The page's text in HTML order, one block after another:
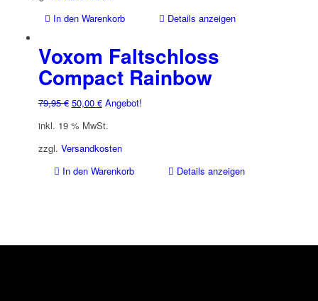
In den Warenkorb
Details anzeigen
Voxom Faltschloss
Compact Rainbow
79,95€ Ursprünglicher
war:
79,95 €
50,00 €Aktueller
ist:
50,00 €.
Angebot!
inkl. 19 % MwSt.
zzgl. Versandkosten
In den Warenkorb
Details anzeigen